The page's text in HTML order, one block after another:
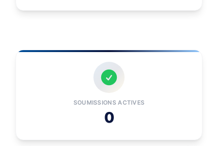
SOUMISSIONS ACTIVES
0